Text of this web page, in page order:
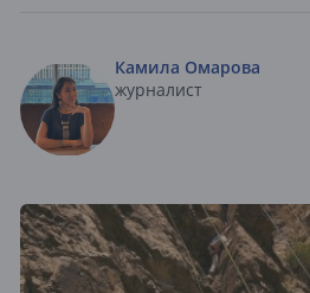
Камила Омарова
журналист